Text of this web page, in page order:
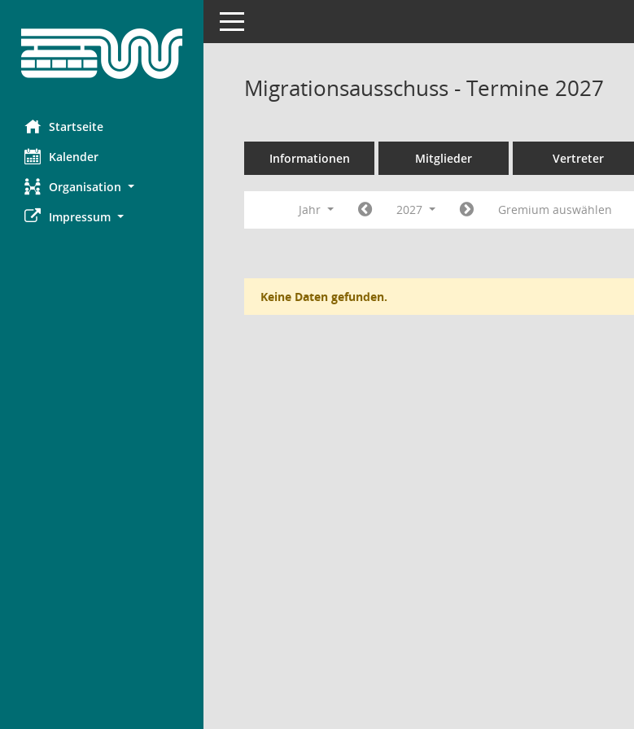
Startseite
Kalender
Organisation
Impressum
Toggle navigation
Migrationsausschuss - Termine 2027
Informationen Mitglieder Vertreter
Jahr 2027 Gremium auswählen
Keine Daten gefunden.